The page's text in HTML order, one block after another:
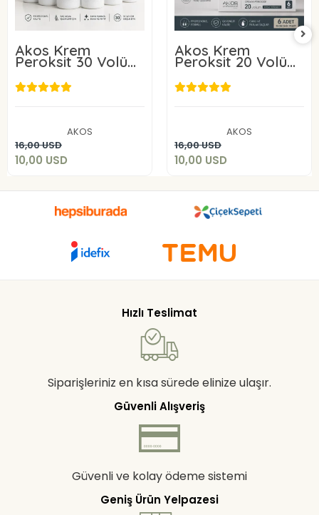
Akos Krem
Peroksit 30 Volüm
%9 60ML-10 Adet
AKOS
16,00 USD
10,00 USD
Add to cart
Akos Krem
Peroksit 20 Volüm
%6 60ML-10 Adet
AKOS
16,00 USD
10,00 USD
Add to cart
Hızlı Teslimat
Siparişleriniz en kısa sürede elinize ulaşır.
Güvenli Alışveriş
Güvenli ve kolay ödeme sistemi
Geniş Ürün Yelpazesi